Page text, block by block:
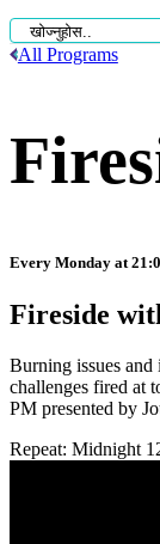
All Programs
Every Monday at
Fireside
Burning issues
challenges fired at
PM presented by
Repeat: Midnight